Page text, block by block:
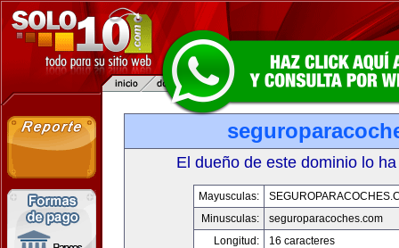
El dueño de este dominio lo
Mayusculas:
Minusculas:
seguroparacoches.com
Longitud:
16 caracteres